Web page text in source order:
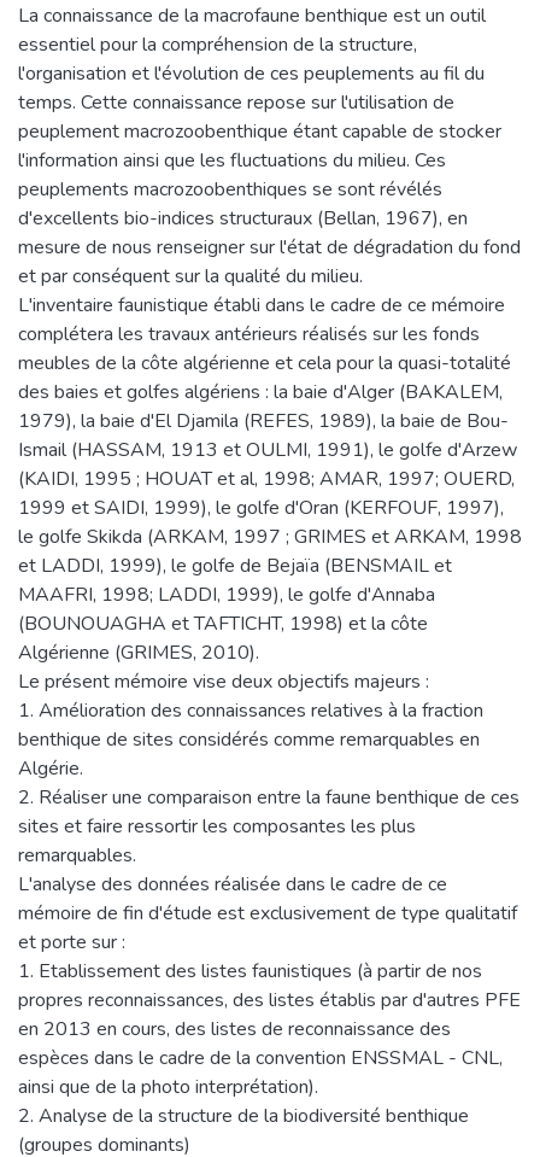
La connaissance de la macrofaune benthique est un outil
essentiel pour la compréhension de la structure,
l'organisation et l'évolution de ces peuplements au fil du
temps. Cette connaissance repose sur l'utilisation de
peuplement macrozoobenthique étant capable de stocker
l'information ainsi que les fluctuations du milieu. Ces
peuplements macrozoobenthiques se sont révélés
d'excellents bio-indices structuraux (Bellan, 1967), en
mesure de nous renseigner sur l'état de dégradation du fond
et par conséquent sur la qualité du milieu.
L'inventaire faunistique établi dans le cadre de ce mémoire
complétera les travaux antérieurs réalisés sur les fonds
meubles de la côte algérienne et cela pour la quasi-totalité
des baies et golfes algériens : la baie d'Alger (BAKALEM,
1979), la baie d'El Djamila (REFES, 1989), la baie de Bou-
Ismail (HASSAM, 1913 et OULMI, 1991), le golfe d'Arzew
(KAIDI, 1995 ; HOUAT et al, 1998; AMAR, 1997; OUERD,
1999 et SAIDI, 1999), le golfe d'Oran (KERFOUF, 1997),
le golfe Skikda (ARKAM, 1997 ; GRIMES et ARKAM, 1998
et LADDI, 1999), le golfe de Bejaïa (BENSMAIL et
MAAFRI, 1998; LADDI, 1999), le golfe d'Annaba
(BOUNOUAGHA et TAFTICHT, 1998) et la côte
Algérienne (GRIMES, 2010).
Le présent mémoire vise deux objectifs majeurs :
1. Amélioration des connaissances relatives à la fraction
benthique de sites considérés comme remarquables en
Algérie.
2. Réaliser une comparaison entre la faune benthique de ces
sites et faire ressortir les composantes les plus
remarquables.
L'analyse des données réalisée dans le cadre de ce
mémoire de fin d'étude est exclusivement de type qualitatif
et porte sur :
1. Etablissement des listes faunistiques (à partir de nos
propres reconnaissances, des listes établis par d'autres PFE
en 2013 en cours, des listes de reconnaissance des
espèces dans le cadre de la convention ENSSMAL - CNL,
ainsi que de la photo interprétation).
2. Analyse de la structure de la biodiversité benthique
(groupes dominants)